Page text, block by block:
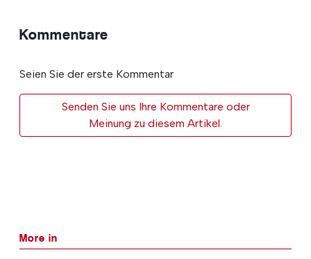
Kommentare
Seien Sie der erste Kommentar
Senden Sie uns Ihre Kommentare oder
Meinung zu diesem Artikel.
More in